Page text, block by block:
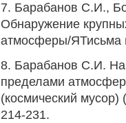
7. Барабанов С.И.,
Обнаружение
атмосферы/ЯТисьма
8. Барабанов С.И.
пределами
(космический
214-231.